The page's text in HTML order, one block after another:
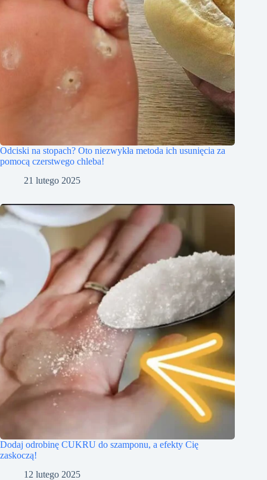
Odciski na stopach? Oto niezwykła metoda ich usunięcia za
pomocą czerstwego chleba!
21 lutego 2025
Dodaj odrobinę CUKRU do szamponu, a efekty Cię
zaskoczą!
12 lutego 2025